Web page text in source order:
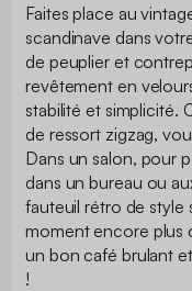
Faites place au
scandinave dans
de peuplier et
revêtement en
stabilité et simplicité.
de ressort zigzag,
Dans un salon, pour
dans un bureau ou
fauteuil rétro de style
moment encore plus
un bon café brulant
!